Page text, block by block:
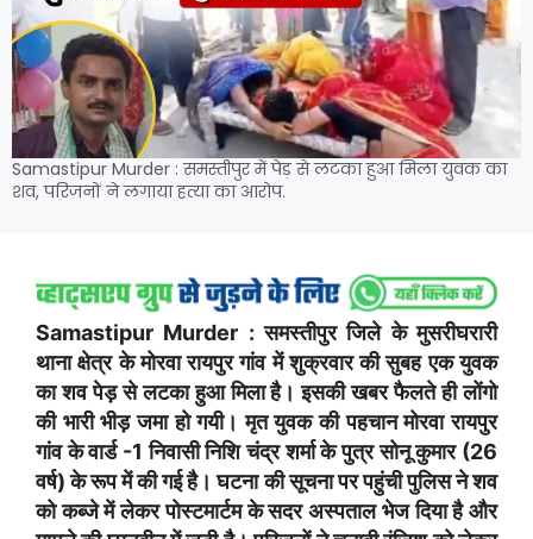
Samastipur Murder : समस्तीपुर में पेड़ से लटका हुआ मिला युवक का
शव, परिजनों ने लगाया हत्या का आरोप.
Samastipur Murder : समस्तीपुर जिले के मुसरीघरारी
थाना क्षेत्र के मोरवा रायपुर गांव में शुक्रवार की सुबह एक युवक
का शव पेड़ से लटका हुआ मिला है। इसकी खबर फैलते ही लोंगो
की भारी भीड़ जमा हो गयी। मृत युवक की पहचान मोरवा रायपुर
गांव के वार्ड -1 निवासी निशि चंद्र शर्मा के पुत्र सोनू कुमार (26
वर्ष) के रूप में की गई है। घटना की सूचना पर पहुंची पुलिस ने शव
को कब्जे में लेकर पोस्टमार्टम के सदर अस्पताल भेज दिया है और